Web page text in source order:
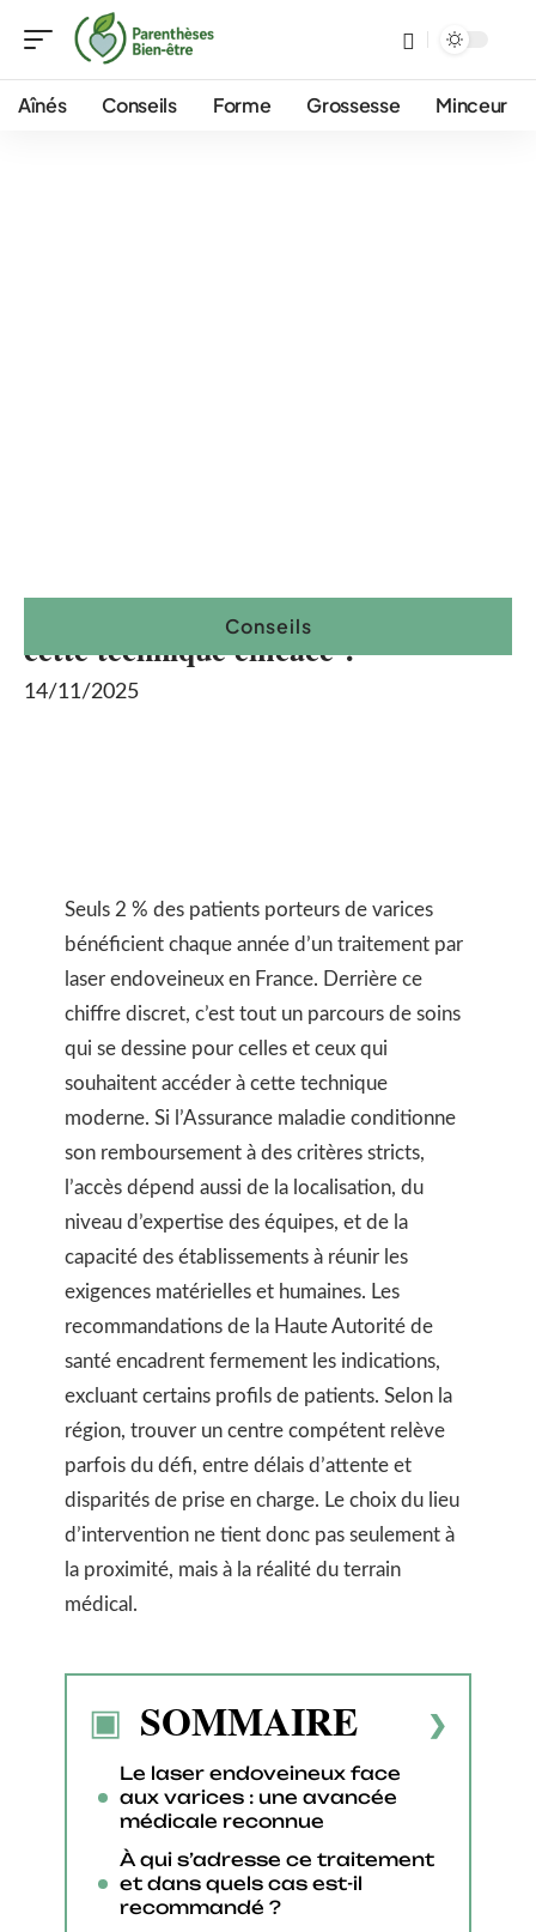
Aînés Conseils Forme Grossesse Minceur
Conseils
Laser endoveineux : où pratiquer
cette technique efficace ?
14/11/2025
Seuls 2 % des patients porteurs de varices
bénéficient chaque année d’un traitement par
laser endoveineux en France. Derrière ce
chiffre discret, c’est tout un parcours de soins
qui se dessine pour celles et ceux qui
souhaitent accéder à cette technique
moderne. Si l’Assurance maladie conditionne
son remboursement à des critères stricts,
l’accès dépend aussi de la localisation, du
niveau d’expertise des équipes, et de la
capacité des établissements à réunir les
exigences matérielles et humaines. Les
recommandations de la Haute Autorité de
santé encadrent fermement les indications,
excluant certains profils de patients. Selon la
région, trouver un centre compétent relève
parfois du défi, entre délais d’attente et
disparités de prise en charge. Le choix du lieu
d’intervention ne tient donc pas seulement à
la proximité, mais à la réalité du terrain
médical.
SOMMAIRE
Le laser endoveineux face
aux varices : une avancée
médicale reconnue
À qui s’adresse ce traitement
et dans quels cas est-il
recommandé ?